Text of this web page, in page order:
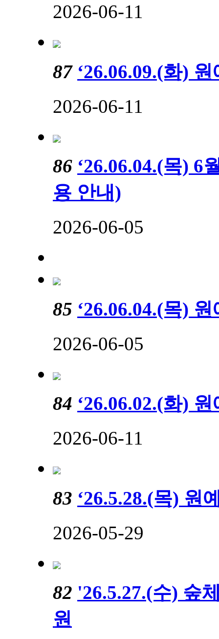
2026-06-11
87 ‘26.06.09.(화)
2026-06-11
86 ‘26.06.04.(목) 6
용 안내)
2026-06-05
85 ‘26.06.04.(목)
2026-06-05
84 ‘26.06.02.(화)
2026-06-11
83 ‘26.5.28.(목) 원
2026-05-29
82 '26.5.27.(수) 숲
원